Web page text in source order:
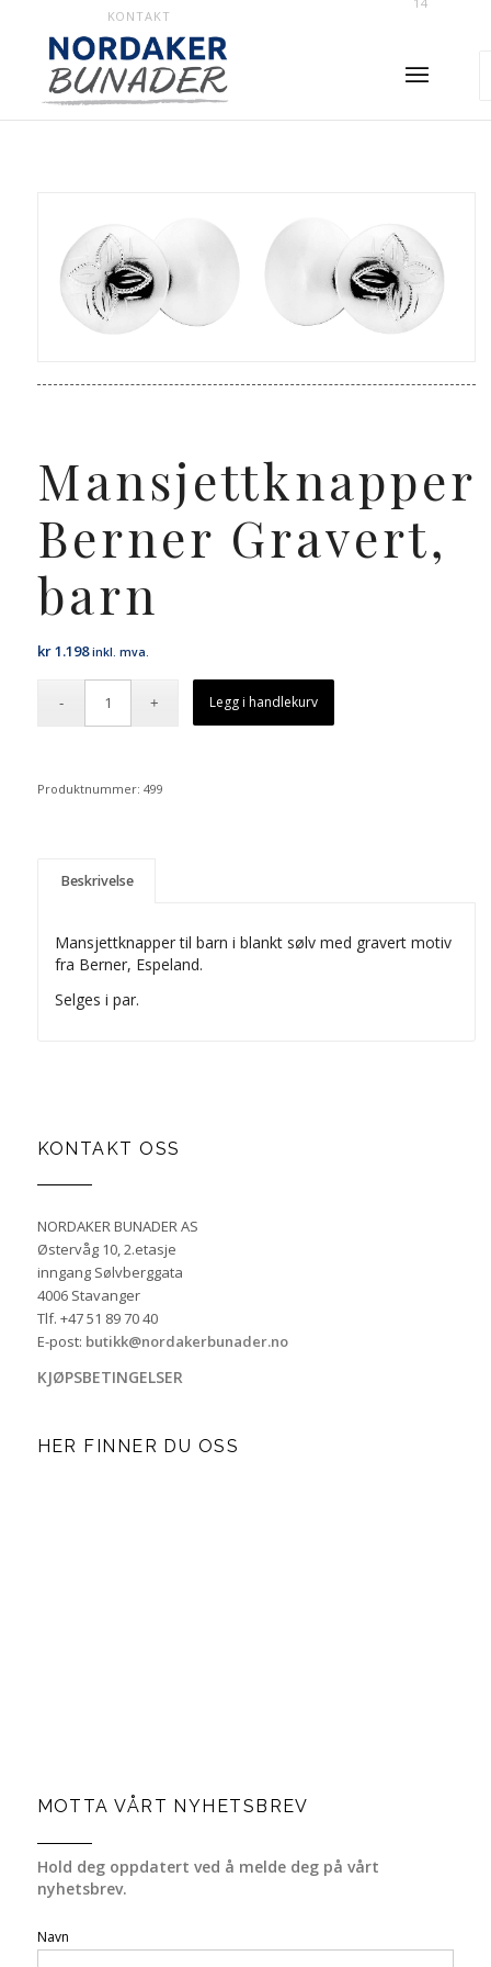
KONTAKT
Mansjettknapper
Berner Gravert,
barn
kr1.198 inkl. mva.
Legg i handlekurv
Produktnummer: 499
Beskrivelse
Mansjettknapper til barn i blankt sølv med gravert motiv
fra Berner, Espeland.
Selges i par.
KONTAKT OSS
NORDAKER BUNADER AS
Østervåg 10, 2.etasje
inngang Sølvberggata
4006 Stavanger
Tlf. +47 51 89 70 40
E-post: butikk@nordakerbunader.no
KJØPSBETINGELSER
HER FINNER DU OSS
MOTTA VÅRT NYHETSBREV
Hold deg oppdatert ved å melde deg på vårt
nyhetsbrev.
Navn